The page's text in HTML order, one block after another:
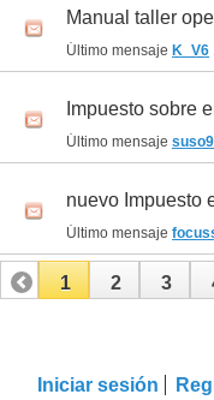
Manual taller
Último mensaje K_V6
Impuesto sobre
Último mensaje
nuevo Impuesto
Último mensaje
1 2 3
Iniciar sesión